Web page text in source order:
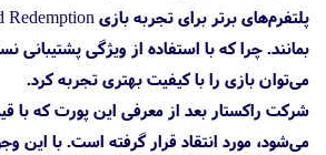
بمانند. چرا که با استفاده از ویژگی پشتیبانی
می‌توان بازی را با کیفیت بهتری تجربه کرد.
می‌شود، مورد انتقاد قرار گرفته است. با این